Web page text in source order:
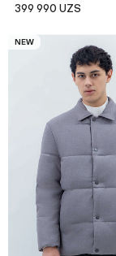
399 990 UZS
NEW